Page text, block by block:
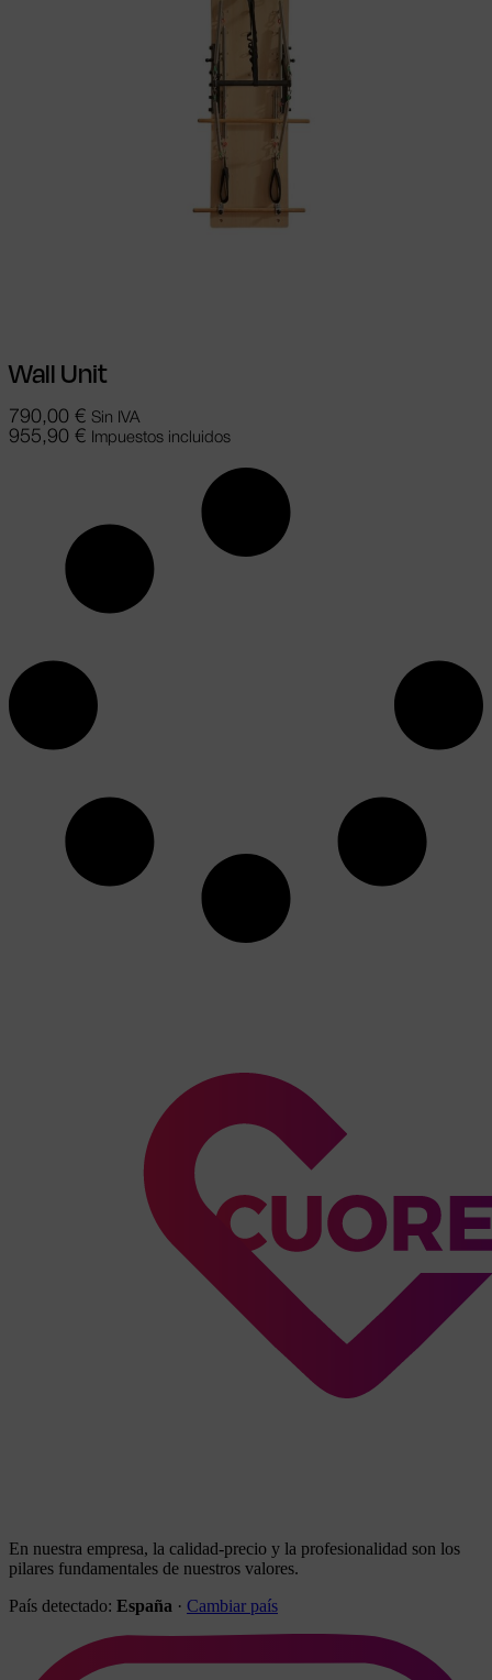
Wall Unit
790,00 € Sin IVA
955,90 € Impuestos incluidos
En nuestra empresa, la calidad-precio y la profesionalidad son los
pilares fundamentales de nuestros valores.
País detectado: España · Cambiar país